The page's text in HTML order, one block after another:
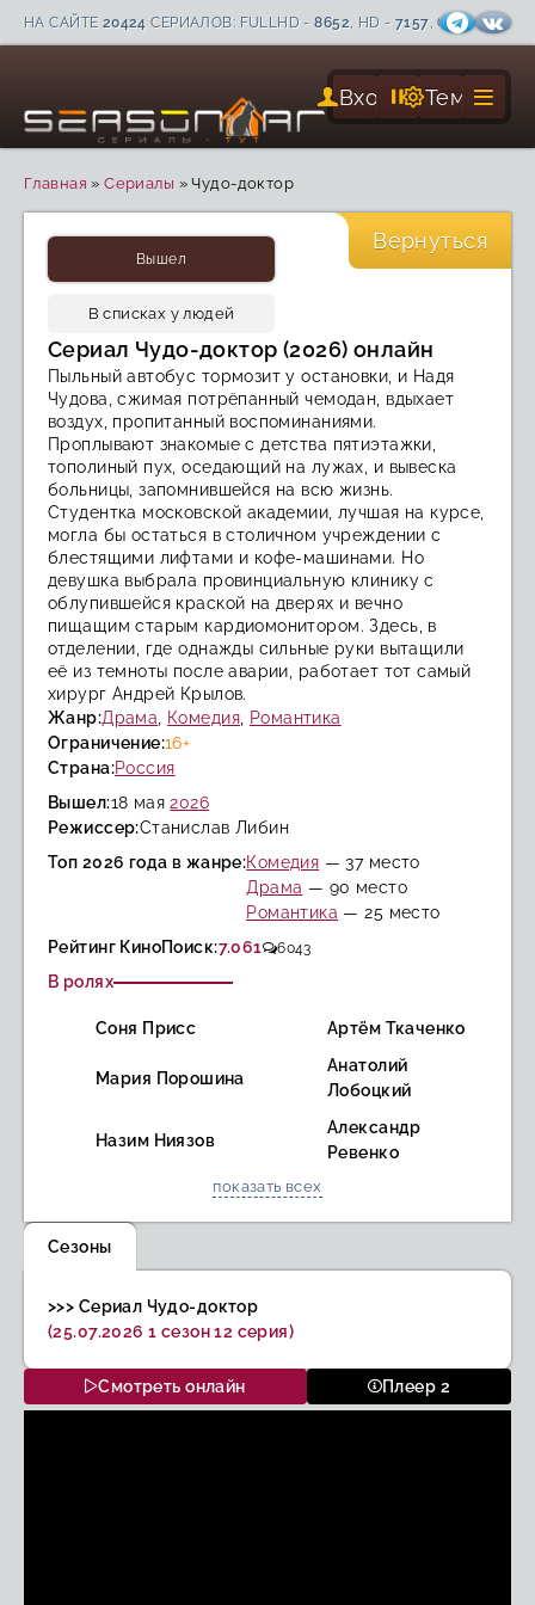
НА САЙТЕ 20424 СЕРИАЛОВ: FULLHD -8652, HD - 7157, С
Вход Тема
Главная »Сериалы »Чудо-доктор
CC FHD
Вышел
В списках у людей
Сериал Чудо-доктор (2026) онлайн
Пыльный автобус тормозит у остановки, и Надя
Чудова, сжимая потрёпанный чемодан, вдыхает
воздух, пропитанный воспоминаниями.
Проплывают знакомые с детства пятиэтажки,
тополиный пух, оседающий на лужах, и вывеска
больницы, запомнившейся на всю жизнь.
Студентка московской академии, лучшая на курсе,
могла бы остаться в столичном учреждении с
блестящими лифтами и кофе-машинами. Но
девушка выбрала провинциальную клинику с
облупившейся краской на дверях и вечно
пищащим старым кардиомонитором. Здесь, в
отделении, где однажды сильные руки вытащили
её из темноты после аварии, работает тот самый
хирург Андрей Крылов.
Жанр:Драма Комедия
Романтика
Ограничение:16+
Страна:Россия
Вышел:18 мая2026
Режиссер:Станислав Либин
Топ 2026 года в жанре:Комедия — 37 место
Драма — 90 место
Романтика — 25 место
Рейтинг КиноПоиск:7.061 6043
В ролях
Соня Присс Артём Ткаченко
Мария Порошина
Анатолий
Лобоцкий
Назим Ниязов
Александр
Ревенко
показать всех
Вернуться
Сезоны
>>> Сериал Чудо-доктор
(25.07.2026 1 сезон 12 серия)
Смотреть онлайн Плеер 2